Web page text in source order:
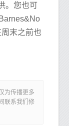
。您也可
末之前也
为传播更多
联系我们修